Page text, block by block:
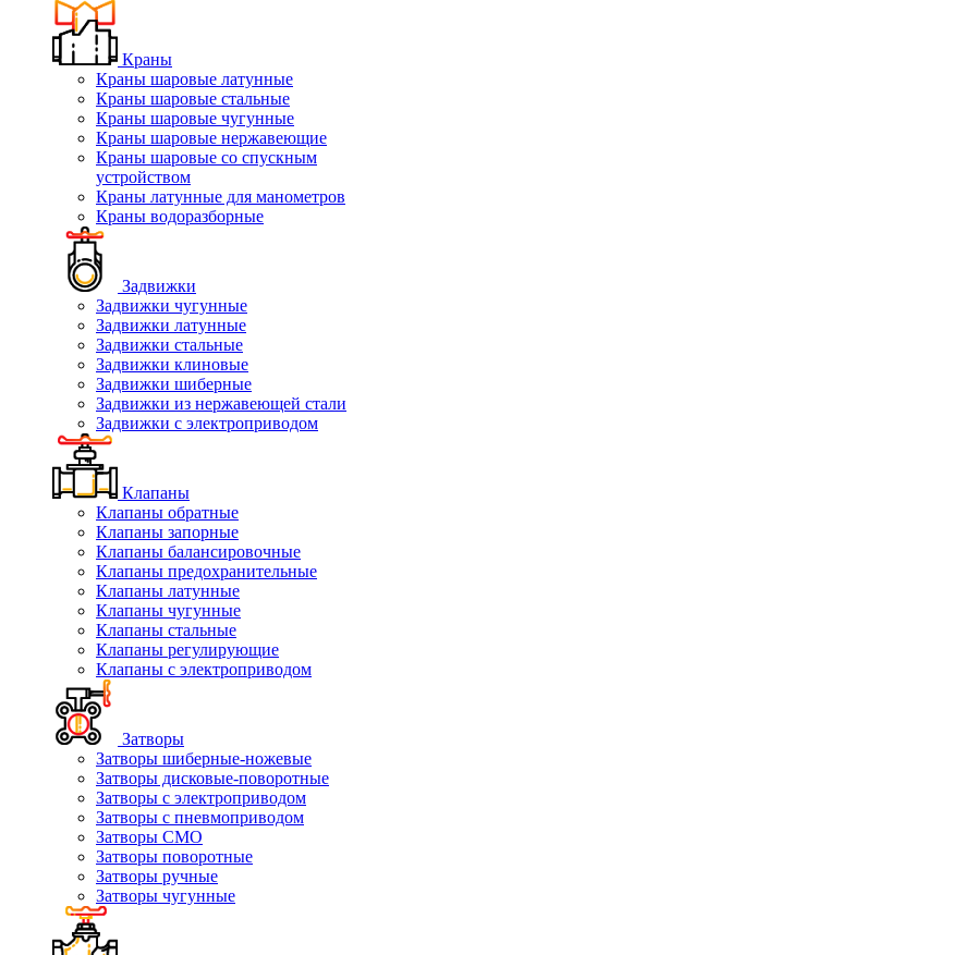
Краны
Краны шаровые латунные
Краны шаровые стальные
Краны шаровые чугунные
Краны шаровые нержавеющие
Краны шаровые со спускным
устройством
Краны латунные для манометров
Краны водоразборные
Задвижки
Задвижки чугунные
Задвижки латунные
Задвижки стальные
Задвижки клиновые
Задвижки шиберные
Задвижки из нержавеющей стали
Задвижки с электроприводом
Клапаны
Клапаны обратные
Клапаны запорные
Клапаны балансировочные
Клапаны предохранительные
Клапаны латунные
Клапаны чугунные
Клапаны стальные
Клапаны регулирующие
Клапаны с электроприводом
Затворы
Затворы шиберные-ножевые
Затворы дисковые-поворотные
Затворы с электроприводом
Затворы с пневмоприводом
Затворы СМО
Затворы поворотные
Затворы ручные
Затворы чугунные